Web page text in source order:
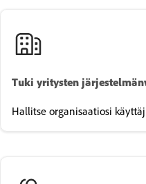
Tuki yritysten
Hallitse organisaatiosi